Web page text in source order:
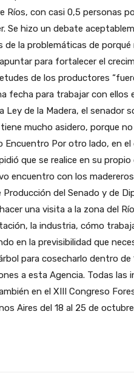
Ríos, con casi 0,5 personas
Se hizo un debate
de la problemáticas de
para fortalecer el
de los productores
fecha para trabajar con ellos
Ley de la Madera, el senador
mucho asidero, porque
Encuentro Por otro lado, en
que se realice en su
encuentro con los
Producción del Senado y de
una visita a la zona del
la industria, cómo
en la previsibilidad que
para cosecharlo dentro de
a esta Agencia. Todas las
en el XIII Congreso
Aires del 18 al 25 de